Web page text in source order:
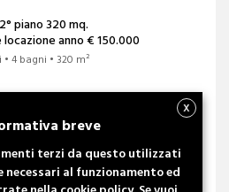
piano 320 mq.
locazione anno€ 150.000
• 4 bagni • 320 m²
Piano S1 mq. 71
2 bagni • 140 m²
Laboratorio
X
breve
terzi da questo utilizzati
necessari al funzionamento ed